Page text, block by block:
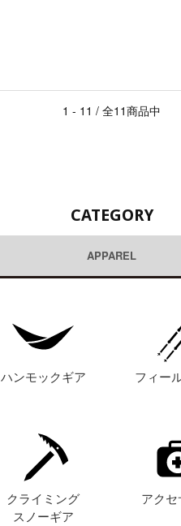
1 - 11 / 全11商品中
CATEGORY
APPAREL
ハンモックギア フィー
クライミング
スノーギア
アク